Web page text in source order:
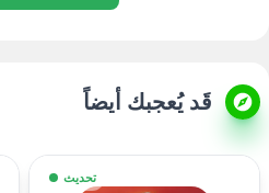
قَد يُعجبك أيضاً
تحديث